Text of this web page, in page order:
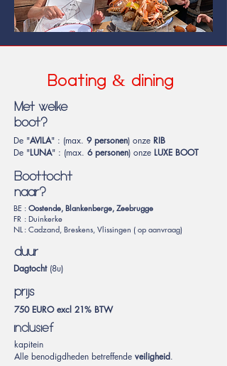
Boating & dining
Met welke
boot?
De "AVILA" : (max. 9 personen) onze RIB
De "LUNA" : (max. 6 personen) onze LUXE BOOT
Boottocht
naar?
BE : Oostende, Blankenberge, Zeebrugge
FR : Duinkerke
NL : Cadzand, Breskens, Vlissingen ( op aanvraag)
duur
Dagtocht(8u)
prijs
750 EURO excl 21% BTW
inclusief
kapitein
Alle benodigdheden betreffende veiligheid.